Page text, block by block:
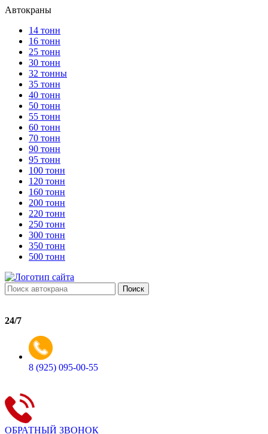
Автокраны
14 тонн
16 тонн
25 тонн
30 тонн
32 тонны
35 тонн
40 тонн
50 тонн
55 тонн
60 тонн
70 тонн
90 тонн
95 тонн
100 тонн
120 тонн
160 тонн
200 тонн
220 тонн
250 тонн
300 тонн
350 тонн
500 тонн
Поиск
24/7
8 (925) 095-00-55
ОБРАТНЫЙ ЗВОНОК